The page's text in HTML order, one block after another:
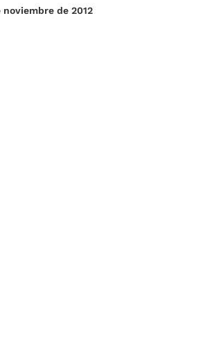
noviembre de 2012